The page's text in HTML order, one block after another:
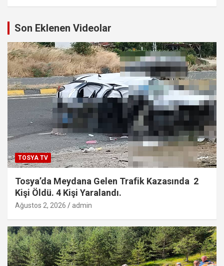
Son Eklenen Videolar
TOSYA TV
Tosya’da Meydana Gelen Trafik Kazasında 2
Kişi Öldü. 4 Kişi Yaralandı.
Ağustos 2, 2026 admin